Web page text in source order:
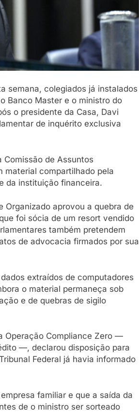
semana, colegiados já instalados
Banco Master e o ministro do
o presidente da Casa, Davi
de inquérito exclusiva
Comissão de Assuntos
material compartilhado pela
da instituição financeira.
Organizado aprovou a quebra de
foi sócia de um resort vendido
também pretendem
de advocacia firmados por sua
extraídos de computadores
o material permaneça sob
e de quebras de sigilo
Operação Compliance Zero —
—, declarou disposição para
Federal já havia informado
familiar e que a saída da
de o ministro ser sorteado